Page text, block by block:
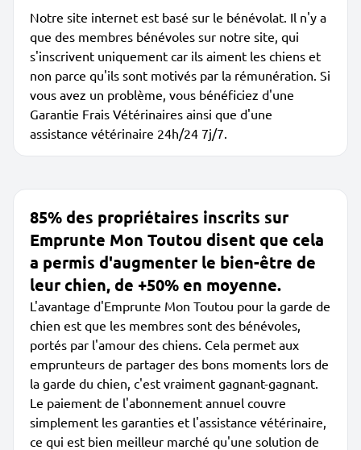
Notre site internet est basé sur le bénévolat. Il n'y a
que des membres bénévoles sur notre site, qui
s'inscrivent uniquement car ils aiment les chiens et
non parce qu'ils sont motivés par la rémunération. Si
vous avez un problème, vous bénéficiez d'une
Garantie Frais Vétérinaires ainsi que d'une
assistance vétérinaire 24h/24 7j/7.
85% des propriétaires inscrits sur
Emprunte Mon Toutou disent que cela
a permis d'augmenter le bien-être de
leur chien, de +50% en moyenne.
L'avantage d'Emprunte Mon Toutou pour la garde de
chien est que les membres sont des bénévoles,
portés par l'amour des chiens. Cela permet aux
emprunteurs de partager des bons moments lors de
la garde du chien, c'est vraiment gagnant-gagnant.
Le paiement de l'abonnement annuel couvre
simplement les garanties et l'assistance vétérinaire,
ce qui est bien meilleur marché qu'une solution de